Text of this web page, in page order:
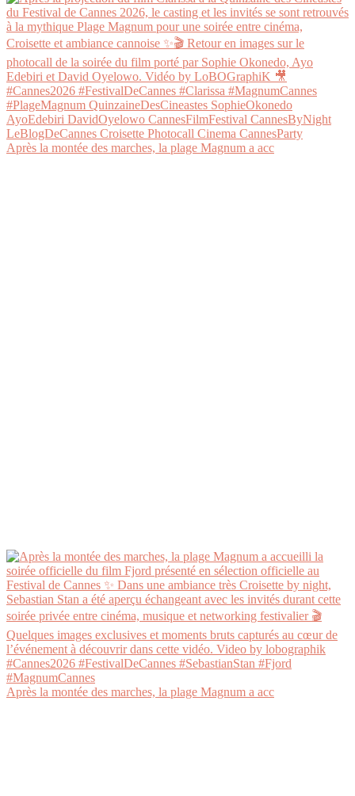
Après la montée des marches, la plage Magnum a acc
Après la montée des marches, la plage Magnum a acc